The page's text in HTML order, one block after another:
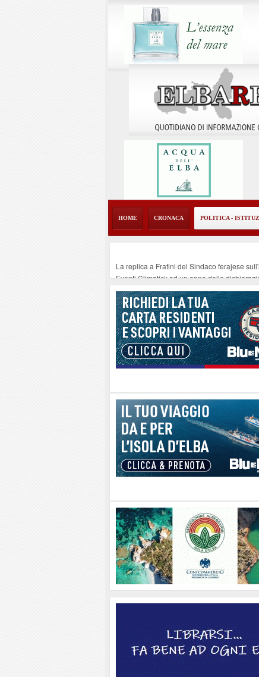
HOME CRONACA POLITICA -
La replica a Fratini del Sindaco ferajese
Eventi Climatici: ad un anno dalle
Il 10 agosto a Rio Elba ospita il concerto “Le
Procchio - Straordinario successo del nuovo
All’Elba il traghetto non è una vacanza: è la